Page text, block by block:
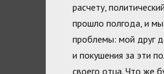
расчету,
прошло полгода, и
проблемы: мой друг
и покушения за эти
своего отца. Что же